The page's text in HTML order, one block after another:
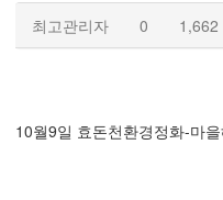
최고관리자 0 1,662
10월9일 효돈천환경정화-마